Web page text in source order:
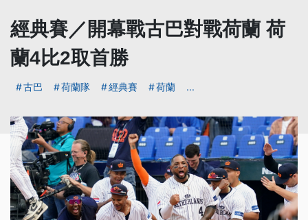
經典賽／開幕戰古巴對戰荷蘭 荷
蘭4比2取首勝
古巴 荷蘭隊 經典賽 荷蘭 ...